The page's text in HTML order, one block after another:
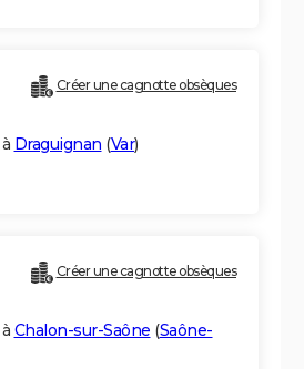
Créer une cagnotte obsèques
Draguignan (Var)
Créer une cagnotte obsèques
Chalon-sur-Saône (Saône-